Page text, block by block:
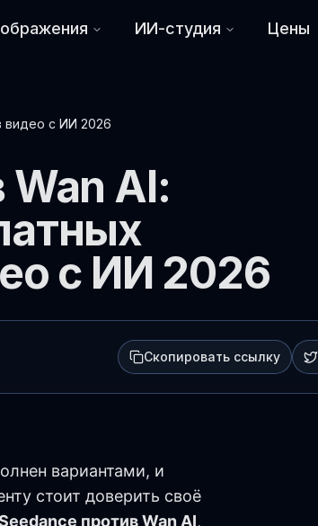
ИИ-студия Цены
видео с ИИ 2026
AI:
с ИИ 2026
Скопировать ссылку
вариантами, и
стоит доверить своё
против Wan AI,